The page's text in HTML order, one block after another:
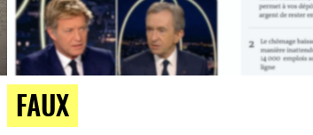
FAUX